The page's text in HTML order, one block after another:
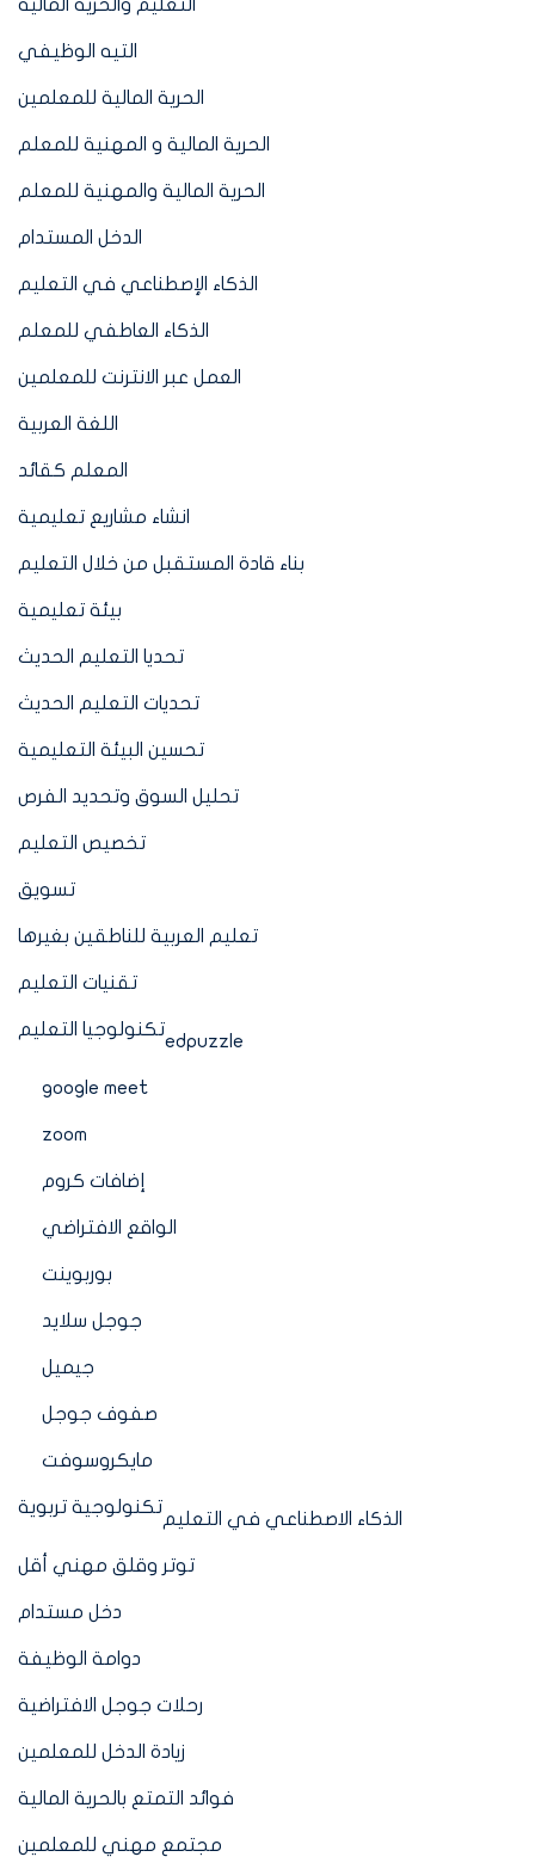
التعليم والحرية المالية
التيه الوظيفي
الحرية المالية للمعلمين
الحرية المالية و المهنية للمعلم
الحرية المالية والمهنية للمعلم
الدخل المستدام
الذكاء الإصطناعي في التعليم
الذكاء العاطفي للمعلم
العمل عبر الانترنت للمعلمين
اللغة العربية
المعلم كقائد
انشاء مشاريع تعليمية
بناء قادة المستقبل من خلال التعليم
بيئة تعليمية
تحديا التعليم الحديث
تحديات التعليم الحديث
تحسين البيئة التعليمية
تحليل السوق وتحديد الفرص
تخصيص التعليم
تسويق
تعليم العربية للناطقين بغيرها
تقنيات التعليم
تكنولوجيا التعليم
edpuzzle
google meet
zoom
إضافات كروم
الواقع الافتراضي
بوربوينت
جوجل سلايد
جيميل
صفوف جوجل
مايكروسوفت
تكنولوجية تربوية
الذكاء الاصطناعي في التعليم
توتر وقلق مهني أقل
دخل مستدام
دوامة الوظيفة
رحلات جوجل الافتراضية
زيادة الدخل للمعلمين
فوائد التمتع بالحرية المالية
مجتمع مهني للمعلمين